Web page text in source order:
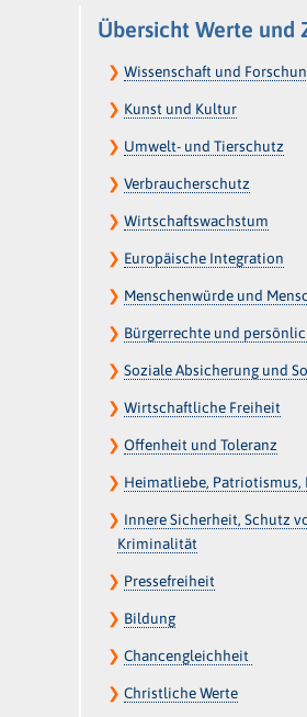
Übersicht Werte und
❯ Wissenschaft und
❯ Kunst und Kultur
❯ Umwelt- und Tierschutz
❯ Verbraucherschutz
❯ Wirtschaftswachstum
❯ Europäische Integration
❯ Menschenwürde und
❯ Bürgerrechte und
❯ Soziale Absicherung und
❯ Wirtschaftliche Freiheit
❯ Offenheit und Toleranz
❯ Heimatliebe, Patriotismus,
❯ Innere Sicherheit, Schutz
Kriminalität
❯ Pressefreiheit
❯ Bildung
❯ Chancengleichheit
❯ Christliche Werte